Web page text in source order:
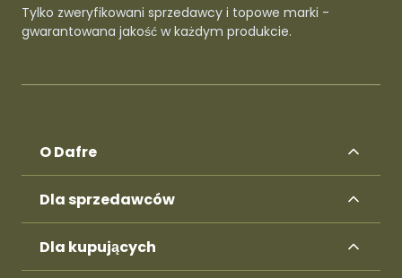
Tylko zweryfikowani sprzedawcy i topowe marki -
gwarantowana jakość w każdym produkcie.
O Dafre
Dla sprzedawców
Dla kupujących